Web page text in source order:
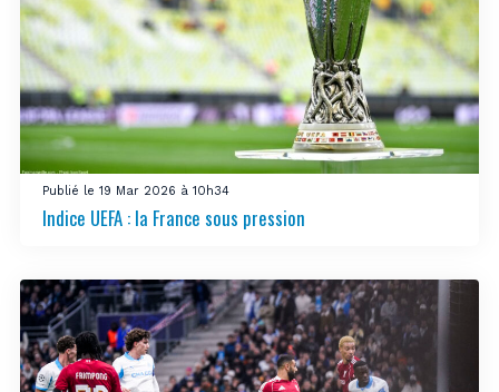
Publié le 19 Mar 2026 à 10h34
Indice UEFA : la France sous pression